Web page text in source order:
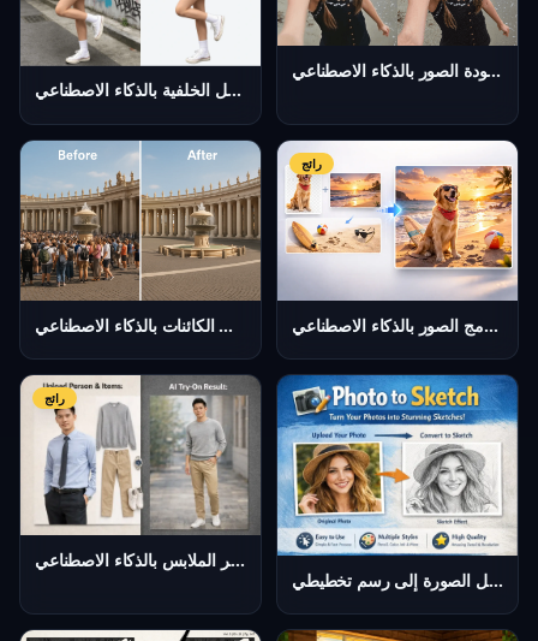
مزيل الخلفية بالذكاء الاصطناعي
مُحسّن جودة الصور بالذكاء الاصطناعي
مزيل الكائنات بالذكاء الاصطناعي
رائج
أداة دمج الصور بالذكاء الاصطناعي
رائج
مُغير الملابس بالذكاء الاصطناعي
تحويل الصورة إلى رسم تخطيطي